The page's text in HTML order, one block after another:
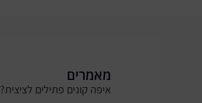
מאמרים
איפה קונים פתילים לציצית?